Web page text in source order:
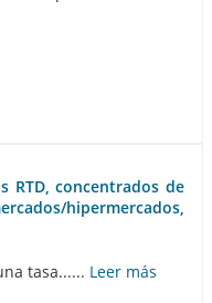
concentrados de
hipermercados,
tasa...... Leer más